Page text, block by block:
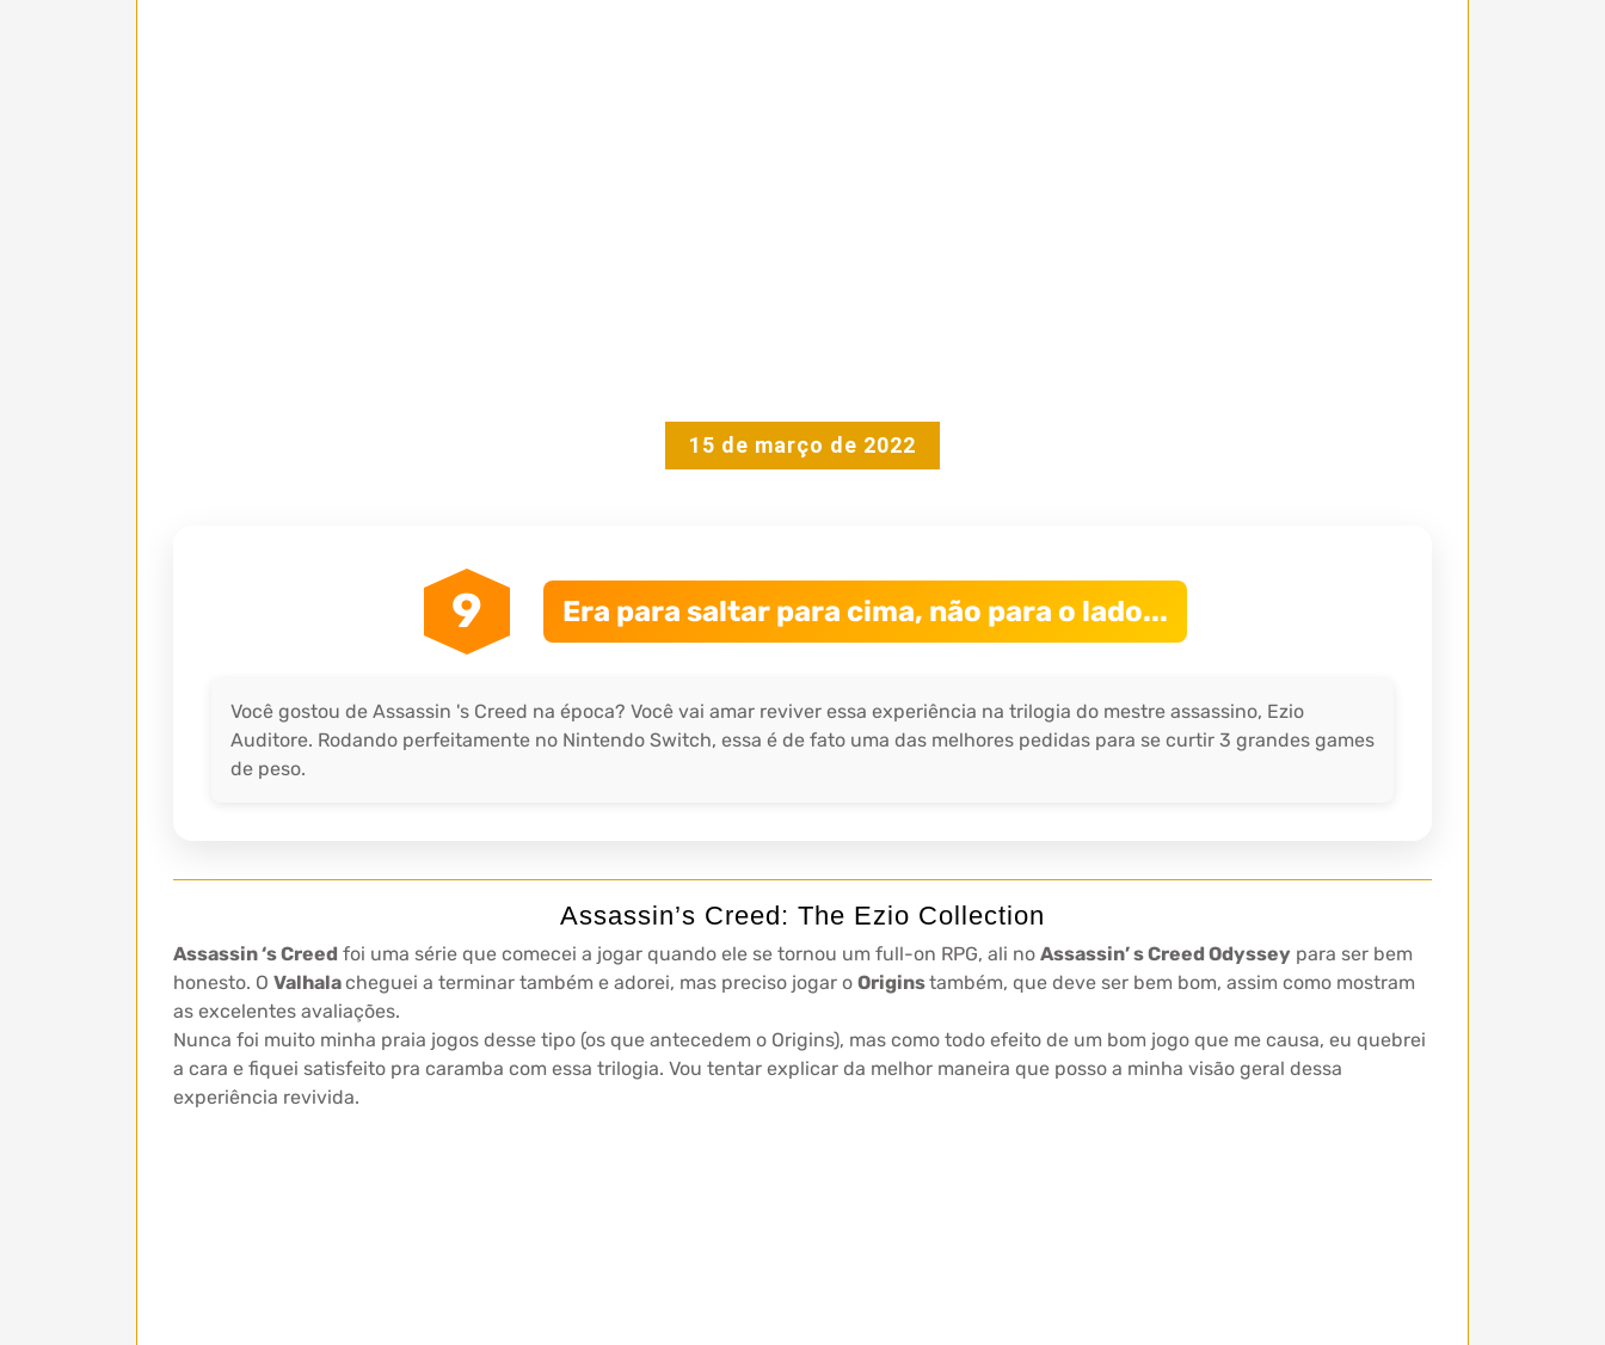
15 de março de 2022
9 Era para saltar para cima, não para o lado...
Você gostou de Assassin 's Creed na época? Você vai amar reviver essa experiência na trilogia do mestre assassino, Ezio
Auditore. Rodando perfeitamente no Nintendo Switch, essa é de fato uma das melhores pedidas para se curtir 3 grandes games
de peso.
Assassin’s Creed: The Ezio Collection
Assassin ‘s Creed foi uma série que comecei a jogar quando ele se tornou um full-on RPG, ali no Assassin’ s Creed Odyssey para ser bem
honesto. O Valhalacheguei a terminar também e adorei, mas preciso jogar o Originstambém, que deve ser bem bom, assim como mostram
as excelentes avaliações.
Nunca foi muito minha praia jogos desse tipo (os que antecedem o Origins), mas como todo efeito de um bom jogo que me causa, eu quebrei
a cara e fiquei satisfeito pra caramba com essa trilogia. Vou tentar explicar da melhor maneira que posso a minha visão geral dessa
experiência revivida.